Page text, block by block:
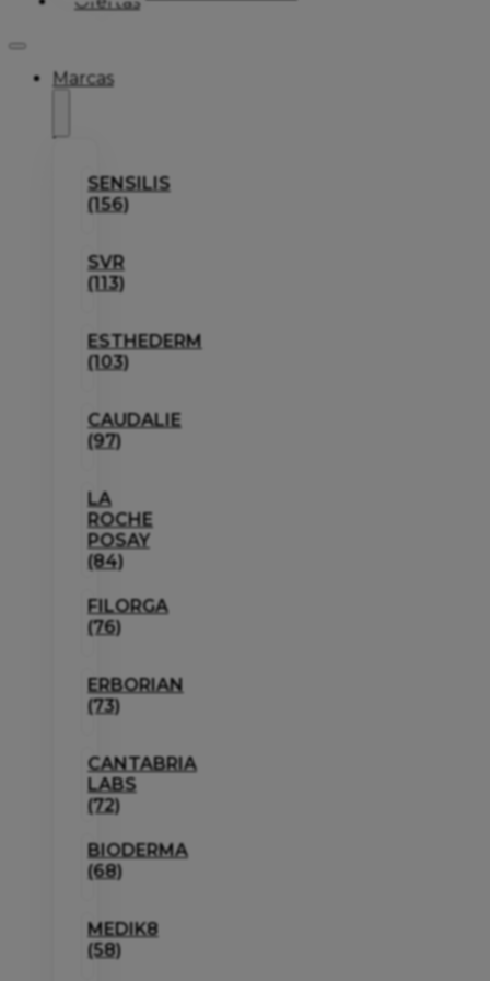
Marcas
SENSILIS
(156)
SVR
(113)
ESTHEDERM
(103)
CAUDALIE
(97)
LA
ROCHE
POSAY
(84)
FILORGA
(76)
ERBORIAN
(73)
CANTABRIA
LABS
(72)
BIODERMA
(68)
MEDIK8
(58)